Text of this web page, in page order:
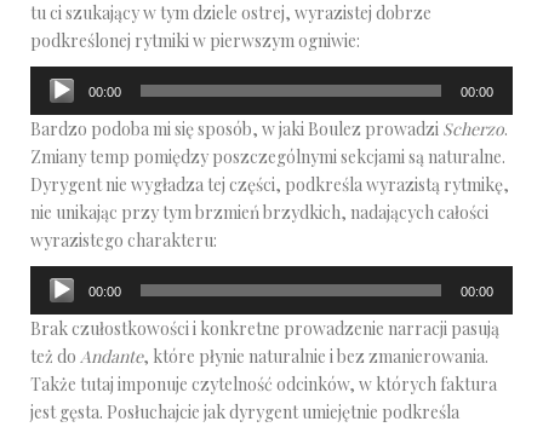
tu ci szukający w tym dziele ostrej, wyrazistej dobrze
podkreślonej rytmiki w pierwszym ogniwie:
Odtwarzacz
plików
dźwiękowych
00:00 00:00
Bardzo podoba mi się sposób, w jaki Boulez prowadzi Scherzo.
Zmiany temp pomiędzy poszczególnymi sekcjami są naturalne.
Dyrygent nie wygładza tej części, podkreśla wyrazistą rytmikę,
nie unikając przy tym brzmień brzydkich, nadających całości
wyrazistego charakteru:
Odtwarzacz
plików
dźwiękowych
00:00 00:00
Brak czułostkowości i konkretne prowadzenie narracji pasują
też do Andante, które płynie naturalnie i bez zmanierowania.
Także tutaj imponuje czytelność odcinków, w których faktura
jest gęsta. Posłuchajcie jak dyrygent umiejętnie podkreśla